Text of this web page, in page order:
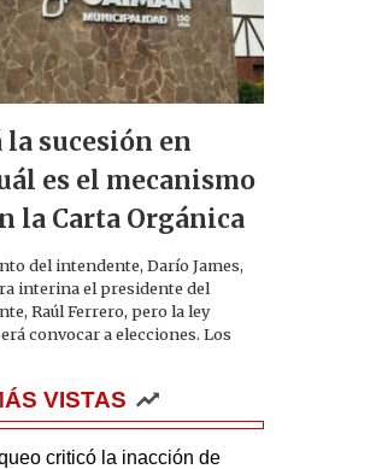
la sucesión en
es el mecanismo
la Carta Orgánica
del intendente, Darío James,
interina el presidente del
Raúl Ferrero, pero la ley
convocar a elecciones. Los
VISTAS
criticó la inacción de